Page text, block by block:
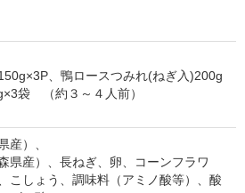
、鴨ロースつみれ(ねぎ入)200g
袋 （約３～４人前）
産）、
県産）、長ねぎ、卵、コーンフラワ
こしょう、調味料（アミノ酸等）、酸